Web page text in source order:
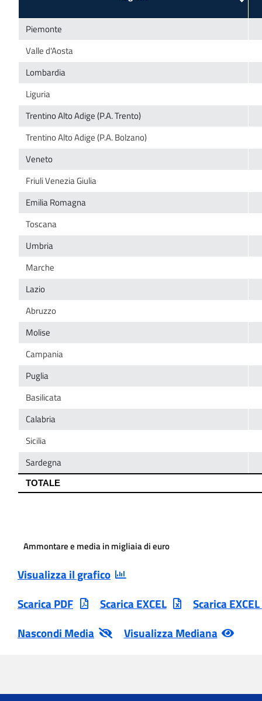
Ammontare e media in migliaia di euro